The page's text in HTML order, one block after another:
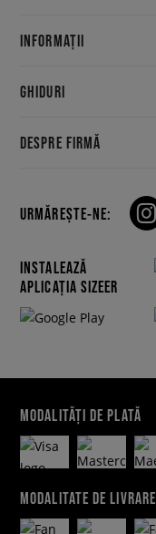
INFORMAȚII
GHIDURI
DESPRE FIRMĂ
URMĂREȘTE-NE:
INSTALEAZĂ
APLICAȚIA SIZEER
MODALITĂȚI DE PLATĂ
MODALITATE DE LIVRARE